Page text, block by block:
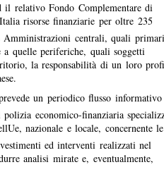
il relativo Fondo Complementare di
risorse finanziarie per oltre 235
centrali, quali
quelle periferiche, quali soggetti
la responsabilità di un loro
un periodico flusso
economico-finanziaria
nazionale e locale, concernente le
ed interventi realizzati nel
analisi mirate e, eventualmente,